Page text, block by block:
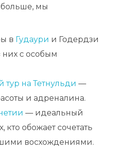
больше, мы
в Гудаури и Годердзи
с особым
на Тетнульди —
и адреналина.
— идеальный
кто обожает сочетать
восхождениями.